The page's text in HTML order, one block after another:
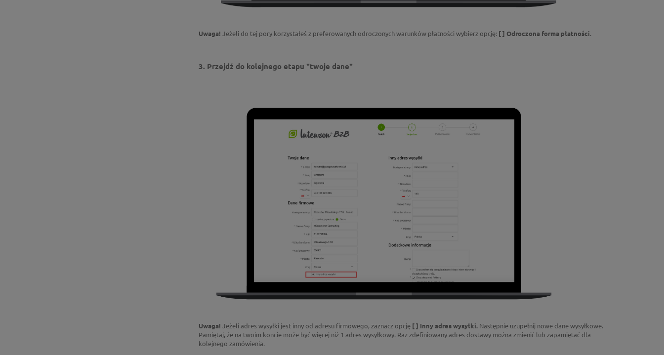
Uwaga! Jeżeli do tej pory korzystałeś z preferowanych odroczonych warunków płatności wybierz opcję: [ ] Odroczona forma płatności.
3. Przejdź do kolejnego etapu "twoje dane"
Uwaga! Jeżeli adres wysyłki jest inny od adresu firmowego, zaznacz opcję [ ] Inny adres wysyłki. Następnie uzupełnij nowe dane wysyłkowe.
Pamiętaj, że na twoim koncie może być więcej niż 1 adres wysyłkowy. Raz zdefiniowany adres dostawy można zmienić lub zapamiętać dla
kolejnego zamówienia.